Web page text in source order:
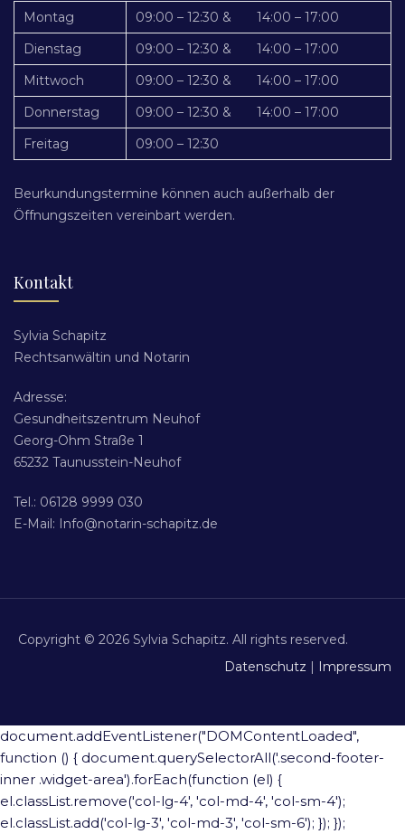
Montag
09:00 – 12:30 & 14:00 – 17:00
Dienstag
09:00 – 12:30 & 14:00 – 17:00
Mittwoch
09:00 – 12:30 & 14:00 – 17:00
Donnerstag
09:00 – 12:30 & 14:00 – 17:00
Freitag
09:00 – 12:30
Beurkundungstermine können auch außerhalb der
Öffnungszeiten vereinbart werden.
Kontakt
Sylvia Schapitz
Rechtsanwältin und Notarin
Adresse:
Gesundheitszentrum Neuhof
Georg-Ohm Straße 1
65232 Taunusstein-Neuhof
Tel.: 06128 9999 030
E-Mail: Info@notarin-schapitz.de
Copyright © 2026 Sylvia Schapitz. All rights reserved.
Datenschutz | Impressum
document.addEventListener("DOMContentLoaded",
function () { document.querySelectorAll('.second-footer-
inner .widget-area').forEach(function (el) {
el.classList.remove('col-lg-4', 'col-md-4', 'col-sm-4');
el.classList.add('col-lg-3', 'col-md-3', 'col-sm-6'); }); });